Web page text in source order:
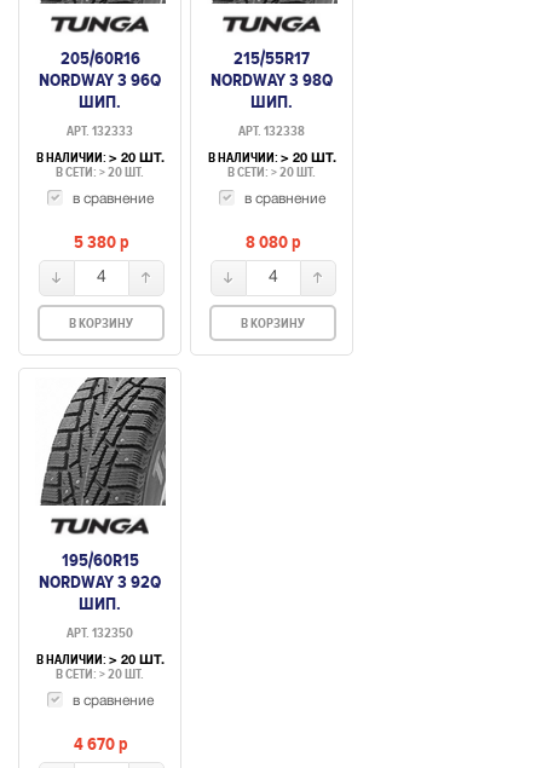
205/60R16
NORDWAY 3 96Q
ШИП.
АРТ. 132333
В НАЛИЧИИ: > 20 ШТ.
В СЕТИ: > 20 ШТ.
в сравнение
5 380p
4
В КОРЗИНУ
215/55R17
NORDWAY 3 98Q
ШИП.
АРТ. 132338
В НАЛИЧИИ: > 20 ШТ.
В СЕТИ: > 20 ШТ.
в сравнение
8 080p
4
В КОРЗИНУ
195/60R15
NORDWAY 3 92Q
ШИП.
АРТ. 132350
В НАЛИЧИИ: > 20 ШТ.
В СЕТИ: > 20 ШТ.
в сравнение
4 670p